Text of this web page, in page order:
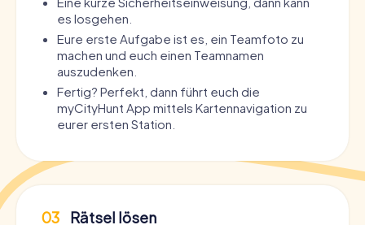
es losgehen.
Eure erste Aufgabe ist es, ein Teamfoto zu
machen und euch einen Teamnamen
auszudenken.
Fertig? Perfekt, dann führt euch die
myCityHunt App mittels Kartennavigation zu
eurer ersten Station.
03 Rätsel lösen